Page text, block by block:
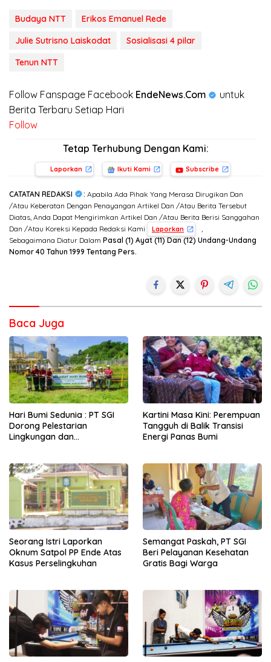
Budaya NTT
Erikos Emanuel Rede
Julie Sutrisno Laiskodat
Sosialisasi 4 pilar
Tenun NTT
Follow Fanspage Facebook EndeNews.Com
untuk
Berita Terbaru Setiap Hari
Follow
Tetap Terhubung Dengan Kami:
Laporkan Ikuti Kami Subscribe
CATATAN REDAKSI : Apabila Ada Pihak Yang Merasa Dirugikan Dan
/Atau Keberatan Dengan Penayangan Artikel Dan /Atau Berita Tersebut
Diatas, Anda Dapat Mengirimkan Artikel Dan /Atau Berita Berisi Sanggahan
Dan /Atau Koreksi Kepada Redaksi Kami
Laporkan
,
Sebagaimana Diatur Dalam Pasal (1) Ayat (11) Dan (12) Undang-Undang
Nomor 40 Tahun 1999 Tentang Pers.
Baca Juga
Hari Bumi Sedunia : PT SGI
Dorong Pelestarian
Lingkungan dan
Kartini Masa Kini: Perempuan
Tangguh di Balik Transisi
Energi Panas Bumi
Seorang Istri Laporkan
Oknum Satpol PP Ende Atas
Kasus Perselingkuhan
Semangat Paskah, PT SGI
Beri Pelayanan Kesehatan
Gratis Bagi Warga